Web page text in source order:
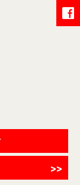
>>